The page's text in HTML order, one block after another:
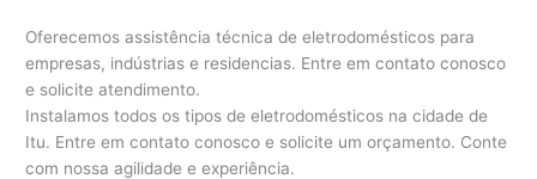
Oferecemos assistência técnica de eletrodomésticos para
empresas, indústrias e residencias. Entre em contato conosco
e solicite atendimento.
Instalamos todos os tipos de eletrodomésticos na cidade de
Itu. Entre em contato conosco e solicite um orçamento. Conte
com nossa agilidade e experiência.